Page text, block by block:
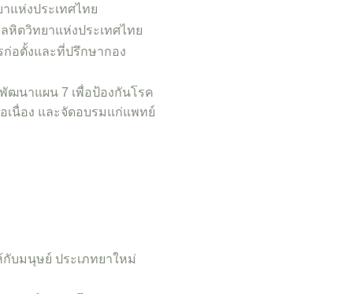
แห่งประเทศไทย
ตวิทยาแห่งประเทศไทย
อตั้งและที่ปรึกษากอง
ฒนาแผน 7 เพื่อป้องกันโรค
เนื่อง และจัดอบรมแก่แพทย์
บมนุษย์ ประเภทยาใหม่